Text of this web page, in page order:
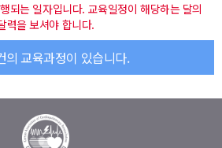
되는 일자입니다. 교육일정이 해당하는 달의
력을 보셔야 합니다.
교육과정이 있습니다.